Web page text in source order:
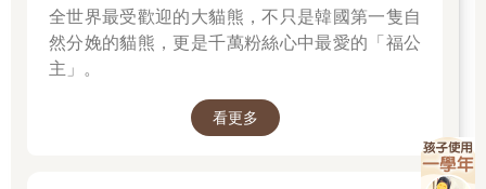
全世界最受歡迎的大貓熊，不只是韓國第一隻自
然分娩的貓熊，更是千萬粉絲心中最愛的「福公
主」。
看更多